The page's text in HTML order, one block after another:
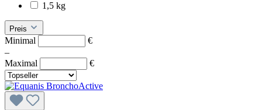
1,5 kg
Preis
Minimal
€
–
Maximal
€